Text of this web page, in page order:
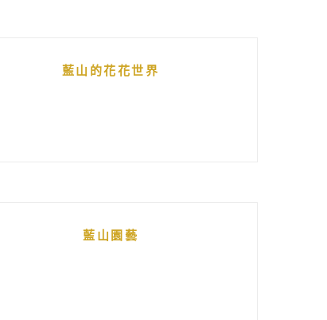
藍山的花花世界
藍山園藝